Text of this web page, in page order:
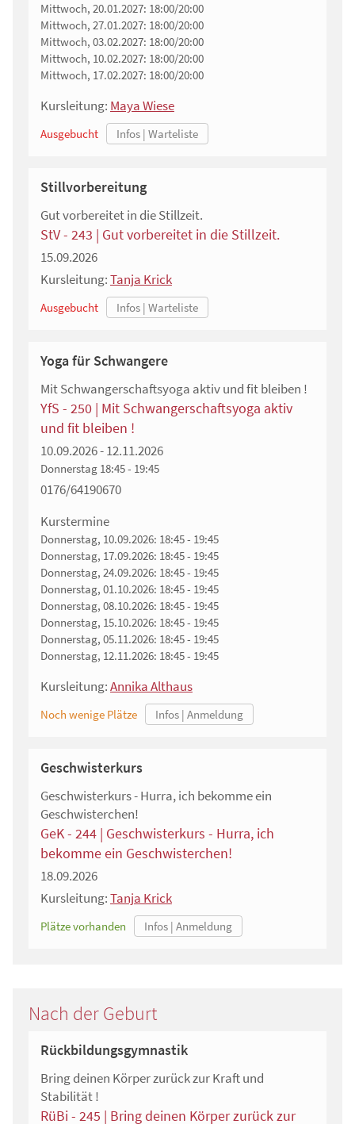
Mittwoch, 20.01.2027: 18:00/20:00
Mittwoch, 27.01.2027: 18:00/20:00
Mittwoch, 03.02.2027: 18:00/20:00
Mittwoch, 10.02.2027: 18:00/20:00
Mittwoch, 17.02.2027: 18:00/20:00
Kursleitung: Maya Wiese
Ausgebucht
Stillvorbereitung
Gut vorbereitet in die Stillzeit.
StV - 243 | Gut vorbereitet in die Stillzeit.
15.09.2026
Kursleitung:Tanja Krick
Ausgebucht
Yoga für Schwangere
Mit Schwangerschaftsyoga aktiv und fit bleiben !
YfS - 250 | Mit Schwangerschaftsyoga aktiv
und fit bleiben !
10.09.2026 - 12.11.2026
Donnerstag 18:45 - 19:45
0176/64190670
Kurstermine
Donnerstag, 10.09.2026: 18:45 - 19:45
Donnerstag, 17.09.2026: 18:45 - 19:45
Donnerstag, 24.09.2026: 18:45 - 19:45
Donnerstag, 01.10.2026: 18:45 - 19:45
Donnerstag, 08.10.2026: 18:45 - 19:45
Donnerstag, 15.10.2026: 18:45 - 19:45
Donnerstag, 05.11.2026: 18:45 - 19:45
Donnerstag, 12.11.2026: 18:45 - 19:45
Kursleitung:Annika Althaus
Noch wenige Plätze
Geschwisterkurs
Geschwisterkurs - Hurra, ich bekomme ein
Geschwisterchen!
GeK - 244 | Geschwisterkurs - Hurra, ich
bekomme ein Geschwisterchen!
18.09.2026
Kursleitung:Tanja Krick
Plätze vorhanden
Nach der Geburt
Rückbildungsgymnastik
Bring deinen Körper zurück zur Kraft und
Stabilität !
RüBi - 245 | Bring deinen Körper zurück zur